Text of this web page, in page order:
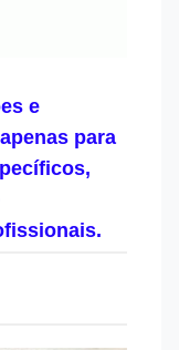
e
para